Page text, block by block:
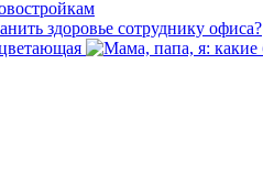
здоровье сотруднику офиса?